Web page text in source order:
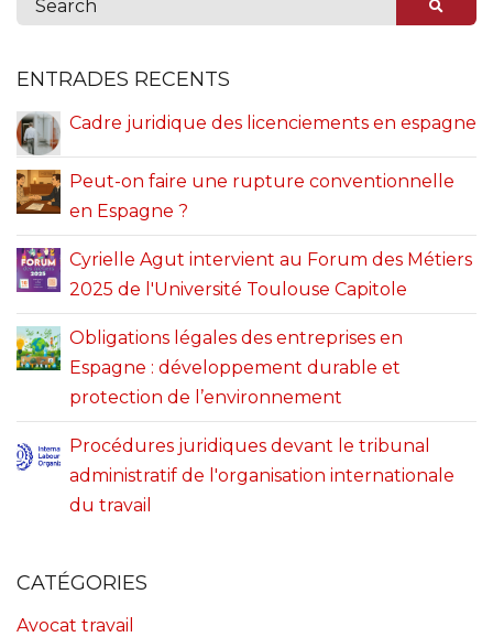
ENTRADES RECENTS
Cadre juridique des licenciements en espagne
Peut-on faire une rupture conventionnelle
en Espagne ?
Cyrielle Agut intervient au Forum des Métiers
2025 de l'Université Toulouse Capitole
Obligations légales des entreprises en
Espagne : développement durable et
protection de l’environnement
Procédures juridiques devant le tribunal
administratif de l'organisation internationale
du travail
CATÉGORIES
Avocat travail